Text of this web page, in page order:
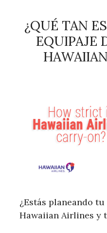
¿QUÉ TAN
EQUIPAJE
¿Estás planeando
Hawaiian Airlines y